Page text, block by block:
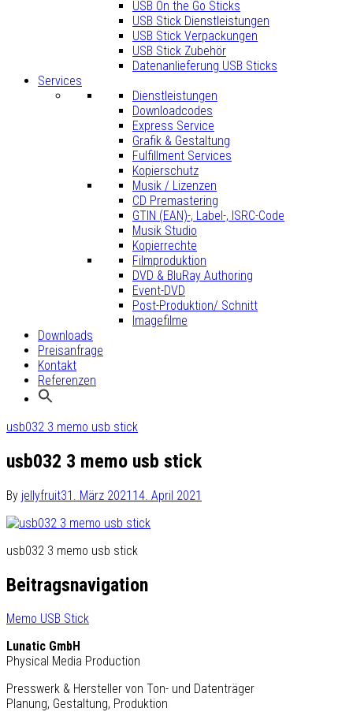
USB On the Go Sticks
USB Stick Dienstleistungen
USB Stick Verpackungen
USB Stick Zubehör
Datenanlieferung USB Sticks
Services
Dienstleistungen
Downloadcodes
Express Service
Grafik & Gestaltung
Fulfillment Services
Kopierschutz
Musik / Lizenzen
CD Premastering
GTIN (EAN)-, Label-, ISRC-Code
Musik Studio
Kopierrechte
Filmproduktion
DVD & BluRay Authoring
Event-DVD
Post-Produktion/ Schnitt
Imagefilme
Downloads
Preisanfrage
Kontakt
Referenzen
usb032 3 memo usb stick
usb032 3 memo usb stick
By jellyfruit31. März 2021 14. April 2021
usb032 3 memo usb stick
Beitragsnavigation
Memo USB Stick
Lunatic GmbH
Physical Media Production
Presswerk & Hersteller von Ton- und Datenträger
Planung, Gestaltung, Produktion